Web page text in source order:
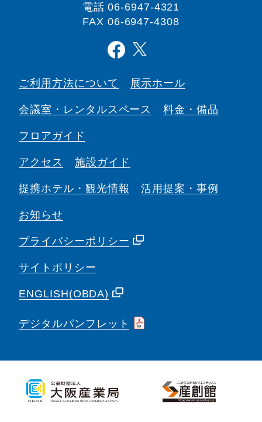
電話06-6947-4321
FAX 06-6947-4308
ご利用方法について 展示ホール
会議室・ レンタルスペース 料金・備品
フロアガイド
アクセス 施設ガイド
提携ホテル・観光情報 活用提案・事例
お知らせ
プライバシーポリシー
サイトポリシー
ENGLISH(OBDA)
デジタルパンフレット